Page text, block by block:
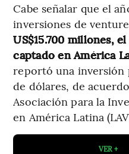
Cabe señalar que el
inversiones de
US$15.700 millones,
captado en América
reportó una inversión
de dólares, de
Asociación para la
en América Latina
VER +